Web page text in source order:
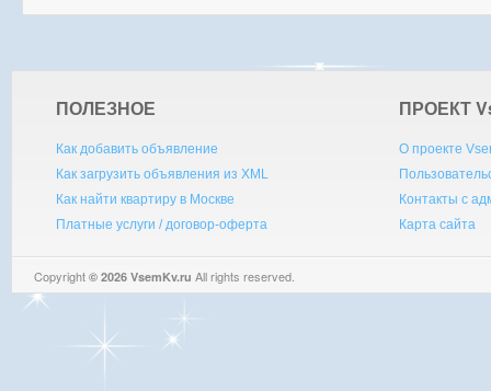
ПОЛЕЗНОЕ
Как добавить объявление
Как загрузить объявления из XML
Как найти квартиру в Москве
Платные услуги / договор-оферта
ПРОЕКТ V
О проекте
Контакты с
Карта сайта
Copyright © 2026 VsemKv.ru All rights reserved.